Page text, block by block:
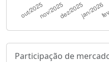
Participação de